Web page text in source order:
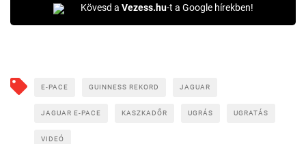
Kövesd a Vezess.hu-t a Google hírekben!
E-PACE GUINNESS REKORD JAGUAR
JAGUAR E-PACE KASZKADŐR UGRÁS UGRATÁS
VIDEÓ